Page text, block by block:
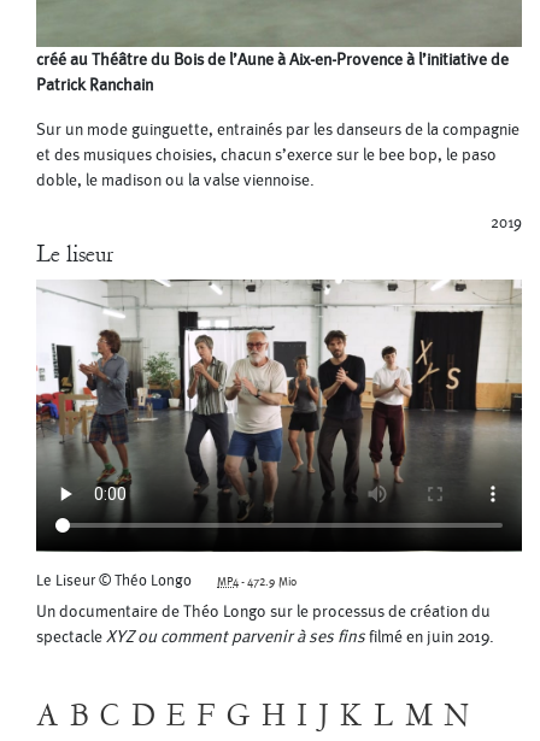
créé au Théâtre du Bois de l’Aune à Aix-en-Provence à l’initiative de
Patrick Ranchain
Sur un mode guinguette, entrainés par les danseurs de la compagnie
et des musiques choisies, chacun s’exerce sur le bee bop, le paso
doble, le madison ou la valse viennoise.
2019
Le liseur
Le Liseur © Théo Longo MP4-472.9 Mio
Un documentaire de Théo Longo sur le processus de création du
spectacle XYZ ou comment parvenir à ses fins filmé en juin 2019.
A B C D E F G H I J K L M N